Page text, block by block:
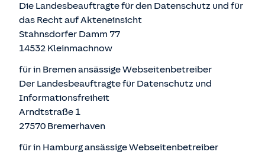
Die Landesbeauftragte für den Datenschutz und für
das Recht auf Akteneinsicht
Stahnsdorfer Damm 77
14532 Kleinmachnow
für in Bremen ansässige Webseitenbetreiber
Der Landesbeauftragte für Datenschutz und
Informationsfreiheit
Arndtstraße 1
27570 Bremerhaven
für in Hamburg ansässige Webseitenbetreiber